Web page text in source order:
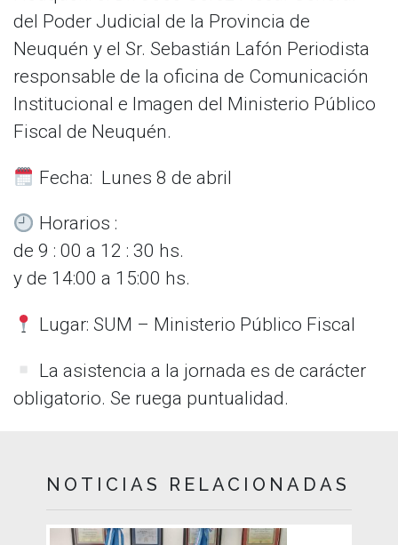
del Poder Judicial de la Provincia de
Neuquén y el Sr. Sebastián Lafón Periodista
responsable de la oficina de Comunicación
Institucional e Imagen del Ministerio Público
Fiscal de Neuquén.
Fecha: Lunes 8 de abril
Horarios :
de 9 : 00 a 12 : 30 hs.
y de 14:00 a 15:00 hs.
Lugar: SUM – Ministerio Público Fiscal
La asistencia a la jornada es de carácter
obligatorio. Se ruega puntualidad.
NOTICIAS RELACIONADAS